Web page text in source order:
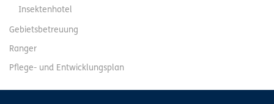
Insektenhotel
Gebietsbetreuung
Ranger
Pflege- und Entwicklungsplan